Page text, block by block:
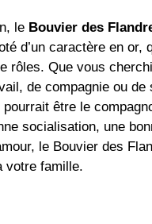
le Bouvier des
d’un caractère en or,
rôles. Que vous
de compagnie ou
être le
socialisation, une
le Bouvier des
votre famille.